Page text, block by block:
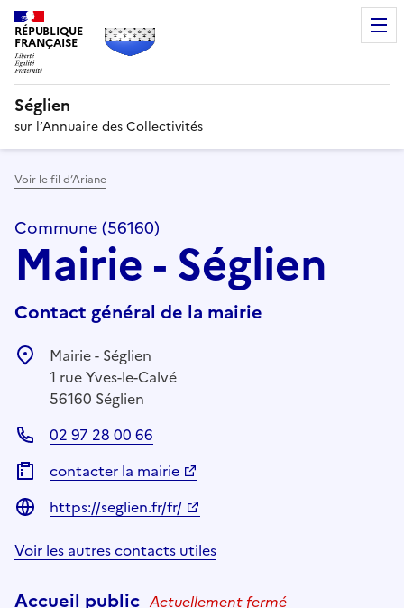
RÉPUBLIQUE
FRANÇAISE
Séglien
sur l’Annuaire des Collectivités
Voir le fil d’Ariane
Commune (56160)
Mairie - Séglien
Contact général de la mairie
Mairie - Séglien
1 rue Yves-le-Calvé
56160 Séglien
02 97 28 00 66
contacter la mairie
https://seglien.fr/fr/
Voir les autres contacts utiles
Accueil public Actuellement fermé